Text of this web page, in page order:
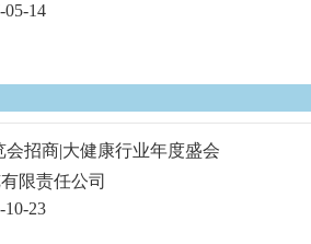
05-14
会招商|大健康行业年度盛会
限责任公司
10-23